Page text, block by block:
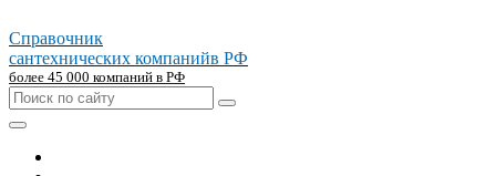
Справочник
сантехнических компанийв РФ
более 45 000 компаний в РФ